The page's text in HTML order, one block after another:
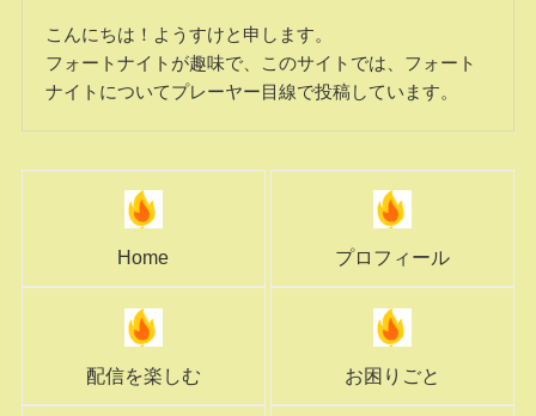
こんにちは！ようすけと申します。
フォートナイトが趣味で、このサイトでは、フォート
ナイトについてプレーヤー目線で投稿しています。
Home プロフィール
配信を楽しむ お困りごと